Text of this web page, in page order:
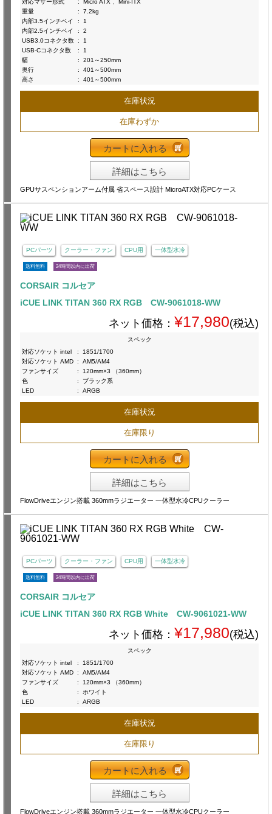
重量
:
7.2kg
内部3.5インチベイ
:
1
内部2.5インチベイ
:
2
USB3.0コネクタ数 :
1
USB-Cコネクタ数
:
1
幅
:
201～250mm
奥行
:
401～500mm
高さ
: 401～500mm
在庫状況
在庫わずか
カートに入れる
詳細はこちら
GPUサスペンションアーム付属 省スペース設計 MicroATX対応PCケース
PCパーツ クーラー・ファン CPU用 一体型水冷
送料無料 24時間以内に出荷
CORSAIR コルセア
iCUE LINK TITAN 360 RX RGB CW-9061018-WW
ネット価格： ¥17,980(税込)
スペック
対応ソケット intel
:
1851/1700
対応ソケット AMD :
AM5/AM4
ファンサイズ
:
120mm×3 （360mm）
色
:
ブラック系
LED
: ARGB
在庫状況
在庫限り
カートに入れる
詳細はこちら
FlowDriveエンジン搭載 360mmラジエーター 一体型水冷CPUクーラー
PCパーツ クーラー・ファン CPU用 一体型水冷
送料無料 24時間以内に出荷
CORSAIR コルセア
iCUE LINK TITAN 360 RX RGB White CW-9061021-WW
ネット価格： ¥17,980(税込)
スペック
対応ソケット intel
:
1851/1700
対応ソケット AMD :
AM5/AM4
ファンサイズ
:
120mm×3 （360mm）
色
:
ホワイト
LED
: ARGB
在庫状況
在庫限り
カートに入れる
詳細はこちら
FlowDriveエンジン搭載 360mmラジエーター 一体型水冷CPUクーラー